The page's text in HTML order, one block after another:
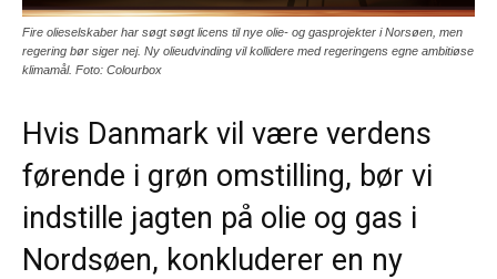
Fire olieselskaber har søgt søgt licens til nye olie- og gasprojekter i Norsøen, men
regering bør siger nej. Ny olieudvinding vil kollidere med regeringens egne ambitiøse
klimamål. Foto: Colourbox
Hvis Danmark vil være verdens
førende i grøn omstilling, bør vi
indstille jagten på olie og gas i
Nordsøen, konkluderer en ny